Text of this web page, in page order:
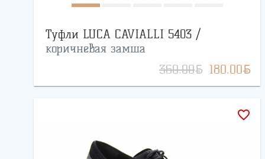
Туфли LUCA CAVIALLI 5403 /
коричневая замша
360.00BYN 180.00BYN
favorite_border